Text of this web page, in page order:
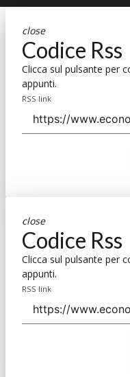
close
Codice Rss
Clicca sul pulsante per
appunti.
RSS link
close
Codice Rss
Clicca sul pulsante per
appunti.
RSS link